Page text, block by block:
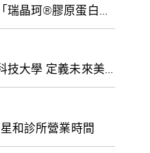
瑞晶珂®膠原蛋白植
技大學 定義未來美
學產學共育模式 串
和診所營業時間